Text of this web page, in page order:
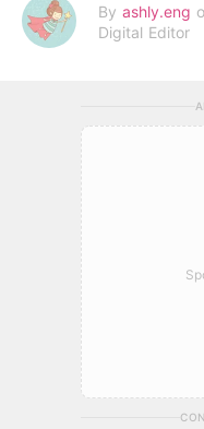
By ashly.eng
Digital Editor